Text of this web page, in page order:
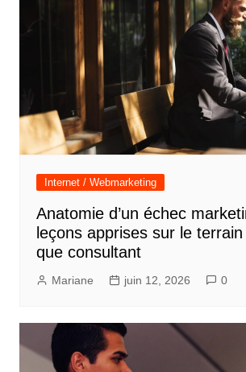
Internet / Webmarketing
Anatomie d’un échec
leçons apprises sur le
que consultant
Mariane juin 12, 2026 0